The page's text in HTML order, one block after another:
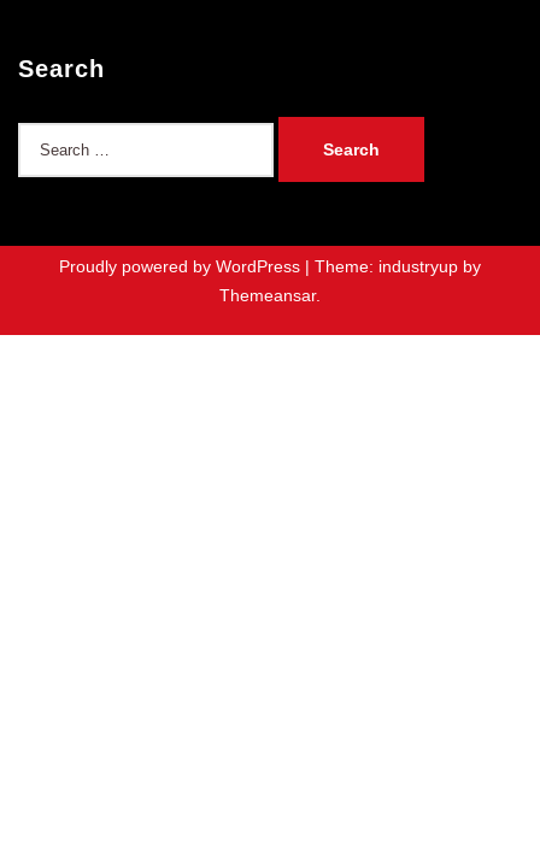
Search
Proudly powered by WordPress | Theme: industryup by
Themeansar.